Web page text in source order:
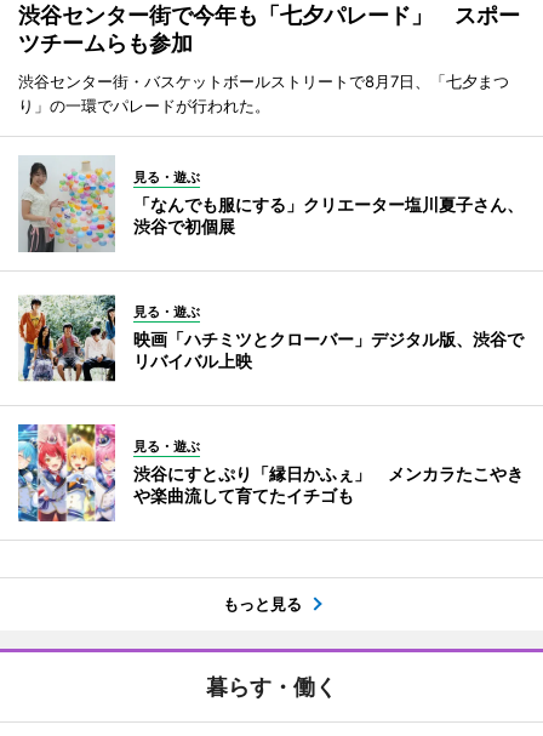
渋谷センター街で今年も「七夕パレード」 スポー
ツチームらも参加
渋谷センター街・バスケットボールストリートで8月7日、「七夕まつ
り」の一環でパレードが行われた。
見る・遊ぶ
「なんでも服にする」クリエーター塩川夏子さん、
渋谷で初個展
見る・遊ぶ
映画「ハチミツとクローバー」デジタル版、渋谷で
リバイバル上映
見る・遊ぶ
渋谷にすとぷり「縁日かふぇ」 メンカラたこやき
や楽曲流して育てたイチゴも
もっと見る
暮らす・働く